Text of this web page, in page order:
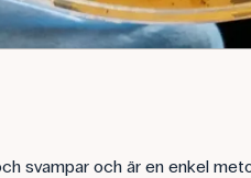
svampar och är en enkel